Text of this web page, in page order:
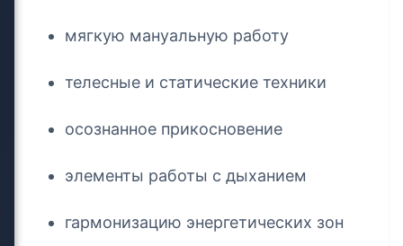
мягкую мануальную работу
телесные и статические техники
осознанное прикосновение
элементы работы с дыханием
гармонизацию энергетических зон